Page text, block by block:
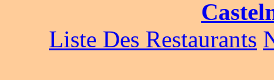
Liste Des Restaurants